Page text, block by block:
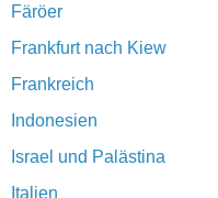
Färöer
Frankfurt nach Kiew
Frankreich
Indonesien
Israel und Palästina
Italien